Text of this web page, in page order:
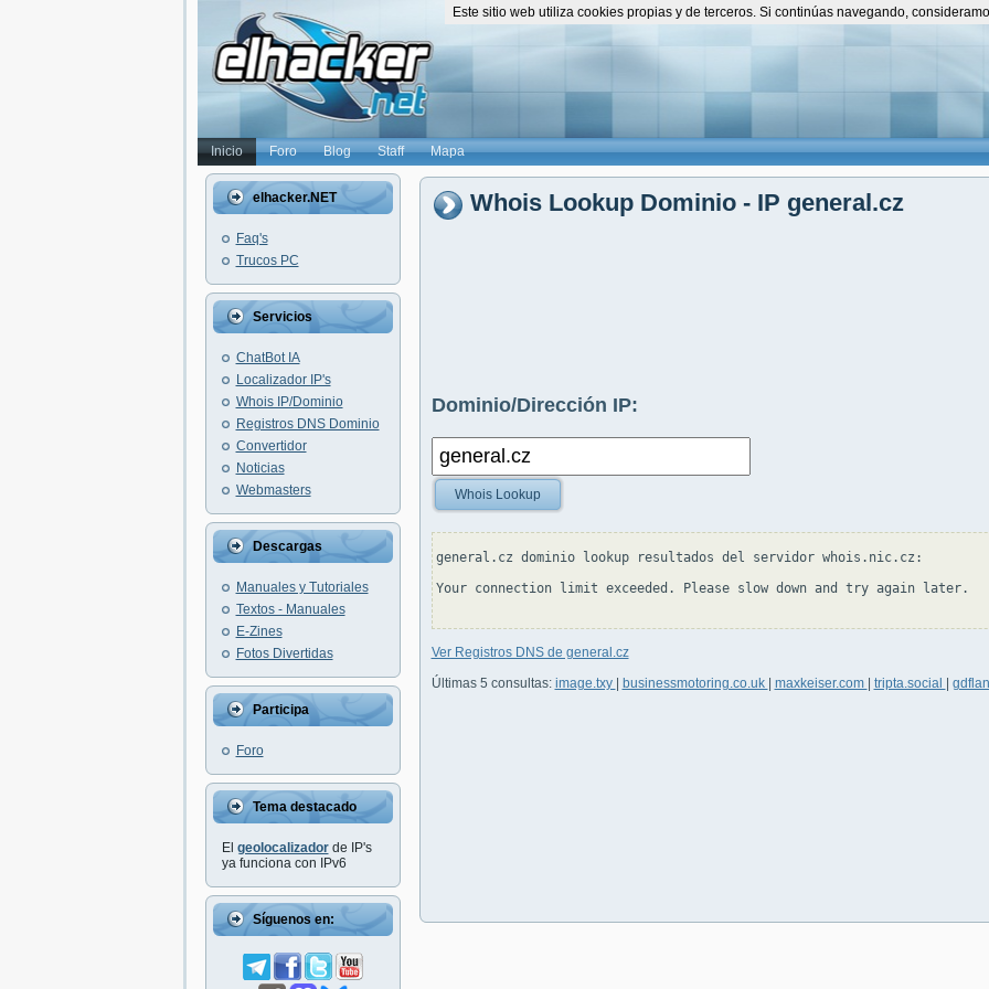
Inicio Foro Blog Staff Mapa
elhacker.NET
Faq's
Trucos PC
Servicios
ChatBot IA
Localizador IP's
Whois IP/Dominio
Registros DNS Dominio
Convertidor
Noticias
Webmasters
Descargas
Manuales y Tutoriales
Textos - Manuales
E-Zines
Fotos Divertidas
Participa
Foro
Tema destacado
El geolocalizadorde IP's
ya funciona con IPv6
Síguenos en:
Whois Lookup Dominio - IP general.cz
Dominio/Dirección IP:
Whois Lookup
general.cz dominio lookup resultados del servidor whois.nic.cz:
Your connection limit exceeded. Please slow down and try again later.
Ver Registros DNS de general.cz
Últimas 5 consultas: image.txy businessmotoring.co.uk maxkeiser.com tripta.social
Este sitio web utiliza cookies propias y de terceros. Si continúas navegando,